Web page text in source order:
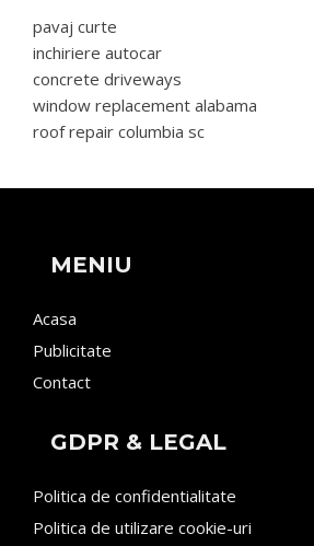
pavaj curte
inchiriere autocar
concrete driveways
window replacement alabama
roof repair columbia sc
MENIU
Acasa
Publicitate
Contact
GDPR & LEGAL
Politica de confidentialitate
Politica de utilizare cookie-uri